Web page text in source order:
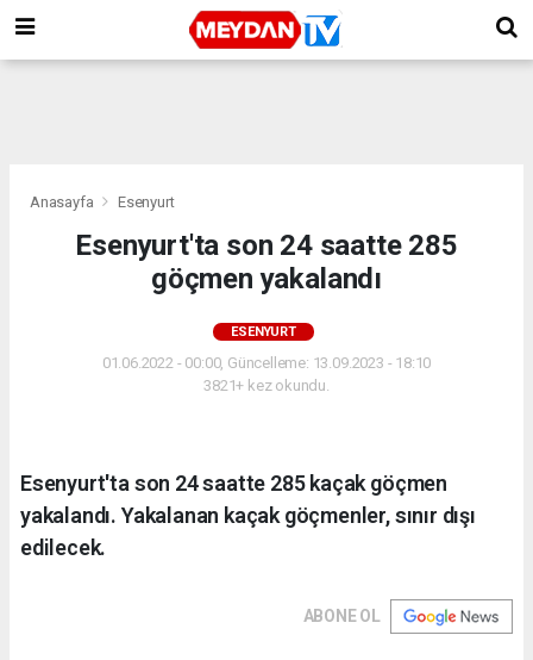
Anasayfa Esenyurt
Esenyurt'ta son 24 saatte 285
göçmen yakalandı
ESENYURT
01.06.2022 - 00:00, Güncelleme: 13.09.2023 - 18:10
3821+ kez okundu.
Esenyurt'ta son 24 saatte 285 kaçak göçmen
yakalandı. Yakalanan kaçak göçmenler, sınır dışı
edilecek.
ABONE OL